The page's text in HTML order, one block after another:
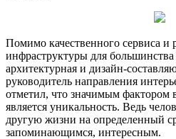
Помимо качественного сервиса и
инфраструктуры для большинства
архитектурная и дизайн-
руководитель направления
отметил, что значимым фактором
является уникальность. Ведь
другую жизни на определенный
запоминающимся, интересным.